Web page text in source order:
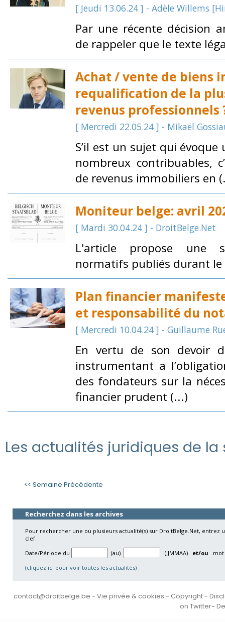
[ Jeudi 13.06.24 ] - Adèle Willems
Par une récente décision
de rappeler que le texte
Achat / vente de biens
requalification de la
revenus professionnels
[ Mercredi 22.05.24 ] - Mikaël
S’il est un sujet qui
nombreux contribuables,
de revenus immobiliers en
Moniteur belge: avril
[ Mardi 30.04.24 ] - DroitBelge.Net
L'article propose une
normatifs publiés durant
Plan financier
et responsabilité du
[ Mercredi 10.04.24 ] - Guillaume
En vertu de son devoir
instrumentant a
des fondateurs sur la
financier prudent (...)
Les actualités juridiques de la
<< Semaine Précédente
Recherchez dans les archives
Pour rechercher une ou plusieurs actualité(s) sur DroitBelge.Net,
clef.
Date/Période du
(au) (JJMMAA) et/ou
(cliquez ici pour voir toutes les actualités)
contact@droitbelge.be - Vie privée & cookies - Copyright-
on Twitter-